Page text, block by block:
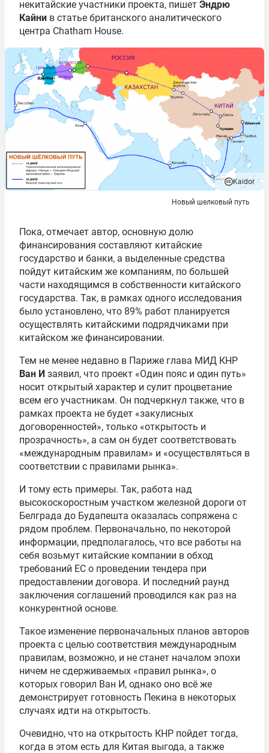
некитайские участники проекта, пишет Эндрю
Кайни в статье британского аналитического
центра Chatham House.
Kaidor
Новый шелковый путь
Пока, отмечает автор, основную долю
финансирования составляют китайские
государство и банки, а выделенные средства
пойдут китайским же компаниям, по большей
части находящимся в собственности китайского
государства. Так, в рамках одного исследования
было установлено, что 89% работ планируется
осуществлять китайскими подрядчиками при
китайском же финансировании.
Тем не менее недавно в Париже глава МИД КНР
Ван И заявил, что проект «Один пояс и один путь»
носит открытый характер и сулит процветание
всем его участникам. Он подчеркнул также, что в
рамках проекта не будет «закулисных
договоренностей», только «открытость и
прозрачность», а сам он будет соответствовать
«международным правилам» и «осуществляться в
соответствии с правилами рынка».
И тому есть примеры. Так, работа над
высокоскоростным участком железной дороги от
Белграда до Будапешта оказалась сопряжена с
рядом проблем. Первоначально, по некоторой
информации, предполагалось, что все работы на
себя возьмут китайские компании в обход
требований ЕС о проведении тендера при
предоставлении договора. И последний раунд
заключения соглашений проводился как раз на
конкурентной основе.
Такое изменение первоначальных планов авторов
проекта с целью соответствия международным
правилам, возможно, и не станет началом эпохи
ничем не сдерживаемых «правил рынка», о
которых говорил Ван И, однако оно всё же
демонстрирует готовность Пекина в некоторых
случаях идти на открытость.
Очевидно, что на открытость КНР пойдет тогда,
когда в этом есть для Китая выгода, а также